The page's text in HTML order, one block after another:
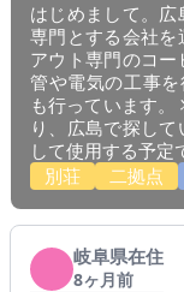
はじめまして。
専門とする会社を
アウト専門のコ
管や電気の工事
も行っています
り、広島で探し
して使用する予定
別荘
二拠点
岐阜県在住
8ヶ月前